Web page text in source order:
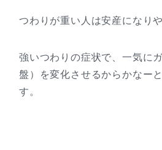
つわりが重い人は安産になり
強いつわりの症状で、一気に
盤）を変化させるからかなー
す。